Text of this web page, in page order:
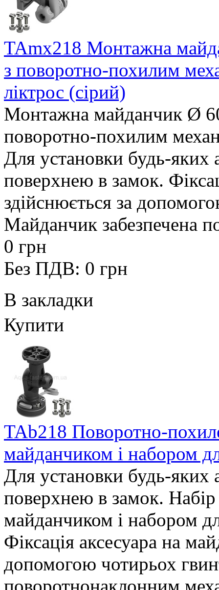
TAmx218 Монтажна
з поворотно-похилим
ліктрос (сірий)
Монтажна майданчик Ø
поворотно-похилим
Для установки будь-яких
поверхнею в замок.
здійснюється за
Майданчик забезпечена
0 грн
Без ПДВ: 0 грн
В закладки
Купити
TAb218 Поворотно-
майданчиком і набором
Для установки будь-яких
поверхнею в замок.
майданчиком і набором
Фіксація аксесуара на
допомогою чотирьох
поворотнoнаклонним